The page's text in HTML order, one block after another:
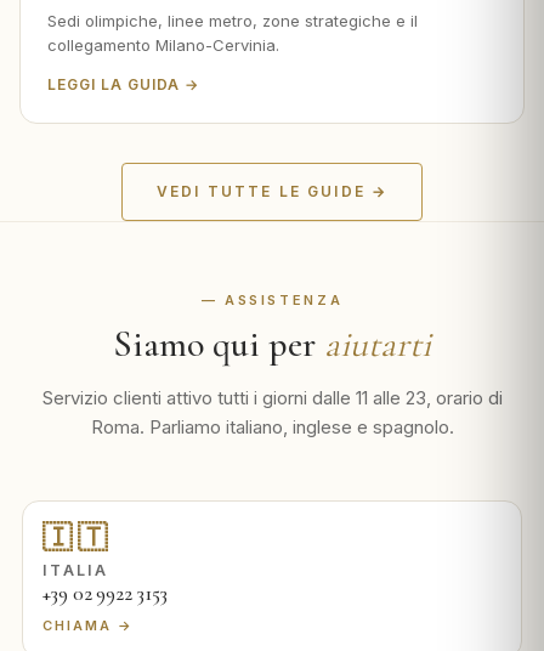
Sedi olimpiche, linee metro, zone strategiche e il
collegamento Milano-Cervinia.
LEGGI LA GUIDA →
VEDI TUTTE LE GUIDE →
— ASSISTENZA
Siamo qui per aiutarti
Servizio clienti attivo tutti i giorni dalle 11 alle 23, orario di
Roma. Parliamo italiano, inglese e spagnolo.
🇮🇹
ITALIA
+39 02 9922 3153
CHIAMA →